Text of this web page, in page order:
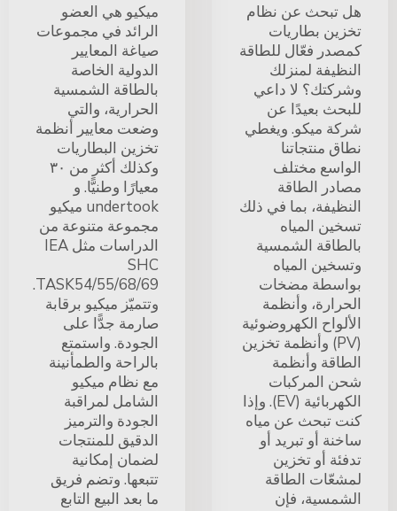
هل تبحث عن نظام
تخزين بطاريات
كمصدر فعّال للطاقة
النظيفة لمنزلك
وشركتك؟ لا داعي
للبحث بعيدًا عن
شركة ميكو. ويغطي
نطاق منتجاتنا
الواسع مختلف
مصادر الطاقة
النظيفة، بما في ذلك
تسخين المياه
بالطاقة الشمسية
وتسخين المياه
بواسطة مضخات
الحرارة، وأنظمة
الألواح الكهروضوئية
(PV) وأنظمة تخزين
الطاقة وأنظمة
شحن المركبات
الكهربائية (EV). وإذا
كنت تبحث عن مياه
ساخنة أو تبريد أو
تدفئة أو تخزين
لمشعّات الطاقة
الشمسية، فإن
ميكيو هي العضو
الرائد في مجموعات
صياغة المعايير
الدولية الخاصة
بالطاقة الشمسية
الحرارية، والتي
وضعت معايير أنظمة
تخزين البطاريات
وكذلك أكثر من ٣٠
معيارًا وطنيًّا. و
undertook ميكيو
مجموعة متنوعة من
الدراسات مثل IEA
SHC
TASK54/55/68/69.
وتتميّز ميكيو برقابة
صارمة جدًّا على
الجودة. واستمتع
بالراحة والطمأنينة
مع نظام ميكيو
الشامل لمراقبة
الجودة والترميز
الدقيق للمنتجات
لضمان إمكانية
تتبعها. وتضم فريق
ما بعد البيع التابع